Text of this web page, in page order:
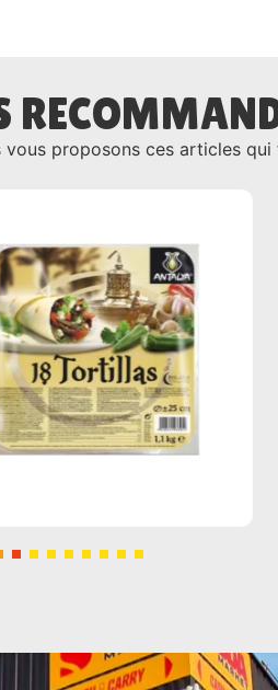
proposons ces articles qui